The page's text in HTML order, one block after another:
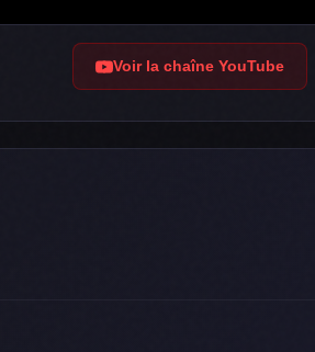
Voir la chaîne YouTube